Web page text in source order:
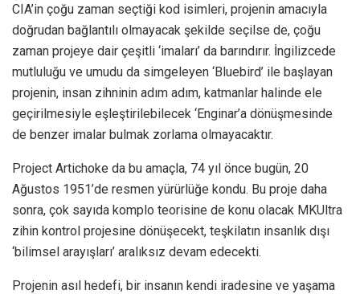
CIA’in çoğu zaman seçtiği kod isimleri, projenin amacıyla
doğrudan bağlantılı olmayacak şekilde seçilse de, çoğu
zaman projeye dair çeşitli ‘imaları’ da barındırır. İngilizcede
mutluluğu ve umudu da simgeleyen ‘Bluebird’ ile başlayan
projenin, insan zihninin adım adım, katmanlar halinde ele
geçirilmesiyle eşleştirilebilecek ‘Enginar’a dönüşmesinde
de benzer imalar bulmak zorlama olmayacaktır.
Project Artichoke da bu amaçla, 74 yıl önce bugün, 20
Ağustos 1951’de resmen yürürlüğe kondu. Bu proje daha
sonra, çok sayıda komplo teorisine de konu olacak MKUltra
zihin kontrol projesine dönüşecekt, teşkilatın insanlık dışı
‘bilimsel arayışları’ aralıksız devam edecekti.
Projenin asıl hedefi, bir insanın kendi iradesine ve yaşama